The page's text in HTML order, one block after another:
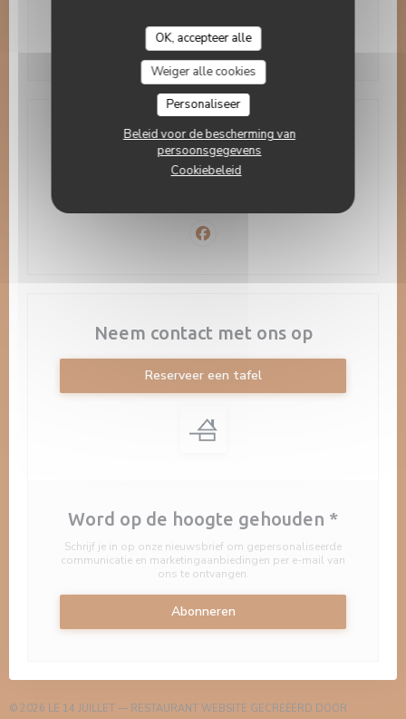
OK, accepteer alle
Weiger alle cookies
Personaliseer
Beleid voor de bescherming van
persoonsgegevens
Cookiebeleid
12:00 - 14:30
Locatie
99, rue Didot - 01 40 44 91 19 75014 PARIS
Facebook ((opent in een nieuw
Neem contact met ons op
Reserveer een tafel
Word op de hoogte gehouden *
Schrijf je in op onze nieuwsbrief om gepersonaliseerde
communicatie en marketingaanbiedingen per e-mail van
ons te ontvangen.
Abonneren
© 2026 LE 14 JUILLET — RESTAURANT WEBSITE GECREËERD DOOR